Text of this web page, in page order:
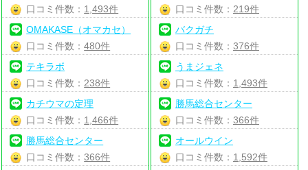
口コミ件数： 1,493件
OMAKASE（オマカセ）
口コミ件数：480件
テキラボ
口コミ件数： 238件
カチウマの定理
口コミ件数： 1,466件
勝馬総合センター
口コミ件数：366件
口コミ件数： 219件
バクガチ
口コミ件数： 376件
うまジェネ
口コミ件数： 1,493件
勝馬総合センター
口コミ件数： 366件
オールウイン
口コミ件数： 1,592件